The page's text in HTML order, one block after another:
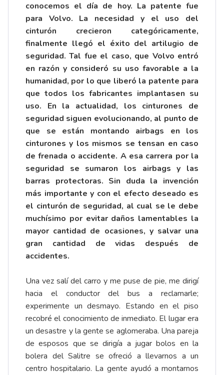
conocemos el día de hoy. La patente fue
para Volvo. La necesidad y el uso del
cinturón crecieron categóricamente,
finalmente llegó el éxito del artilugio de
seguridad. Tal fue el caso, que Volvo entró
en razón y consideró su uso favorable a la
humanidad, por lo que liberó la patente para
que todos los fabricantes implantasen su
uso. En la actualidad, los cinturones de
seguridad siguen evolucionando, al punto de
que se están montando airbags en los
cinturones y los mismos se tensan en caso
de frenada o accidente. A esa carrera por la
seguridad se sumaron los airbags y las
barras protectoras. Sin duda la invención
más importante y con el efecto deseado es
el cinturón de seguridad, al cual se le debe
muchísimo por evitar daños lamentables la
mayor cantidad de ocasiones, y salvar una
gran cantidad de vidas después de
accidentes.
Una vez salí del carro y me puse de pie, me dirigí
hacia el conductor del bus a reclamarle;
experimente un desmayo. Estando en el piso
recobré el conocimiento de inmediato. El lugar era
un desastre y la gente se aglomeraba. Una pareja
de esposos que se dirigía a jugar bolos en la
bolera del Salitre se ofreció a llevarnos a un
centro hospitalario. La gente ayudó a montarnos